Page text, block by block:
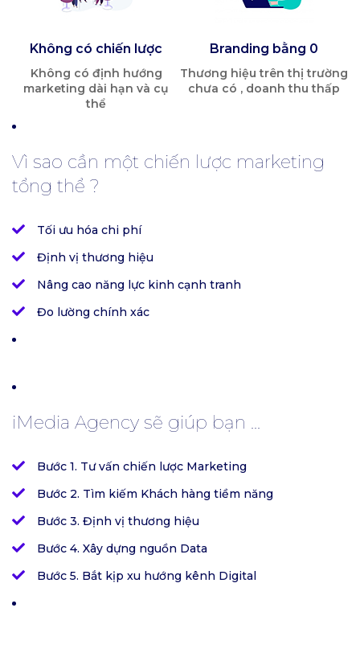
Không có chiến lược
Không có định hướng
marketing dài hạn và cụ
thể
Branding bằng 0
Thương hiệu trên thị trường
chưa có , doanh thu thấp
Vì sao cần một chiến lược marketing
tổng thể ?
Tối ưu hóa chi phí
Định vị thương hiệu
Nâng cao năng lực kinh cạnh tranh
Đo lường chính xác
iMedia Agency sẽ giúp bạn ...
Bước 1. Tư vấn chiến lược Marketing
Bước 2. Tìm kiếm Khách hàng tiềm năng
Bước 3. Định vị thương hiệu
Bước 4. Xây dựng nguồn Data
Bước 5. Bắt kịp xu hướng kênh Digital